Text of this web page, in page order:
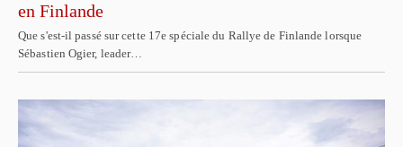
en Finlande
Que s'est-il passé sur cette 17e spéciale du Rallye de Finlande lorsque
Sébastien Ogier, leader…